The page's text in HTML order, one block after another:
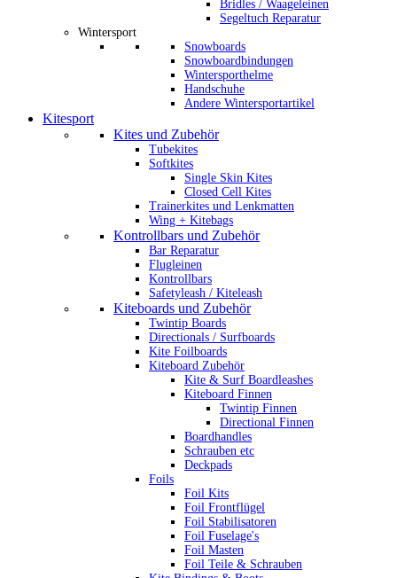
Bridles / Waageleinen
Segeltuch Reparatur
Wintersport
Snowboards
Snowboardbindungen
Wintersporthelme
Handschuhe
Andere Wintersportartikel
Kitesport
Kites und Zubehör
Tubekites
Softkites
Single Skin Kites
Closed Cell Kites
Trainerkites und Lenkmatten
Wing + Kitebags
Kontrollbars und Zubehör
Bar Reparatur
Flugleinen
Kontrollbars
Safetyleash / Kiteleash
Kiteboards und Zubehör
Twintip Boards
Directionals / Surfboards
Kite Foilboards
Kiteboard Zubehör
Kite & Surf Boardleashes
Kiteboard Finnen
Twintip Finnen
Directional Finnen
Boardhandles
Schrauben etc
Deckpads
Foils
Foil Kits
Foil Frontflügel
Foil Stabilisatoren
Foil Fuselage's
Foil Masten
Foil Teile & Schrauben